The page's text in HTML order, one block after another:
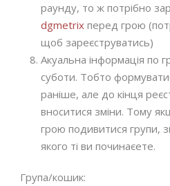
раунду, то ж потрібно
dgmetrix перед грою
щоб зареєструватись)
Акуальна інформація по
суботи. Тобто
раніше, але до кінця
вноситися зміни. Тому
грою подивитися групи,
якого ті ви починаєете.
Група/кошик: